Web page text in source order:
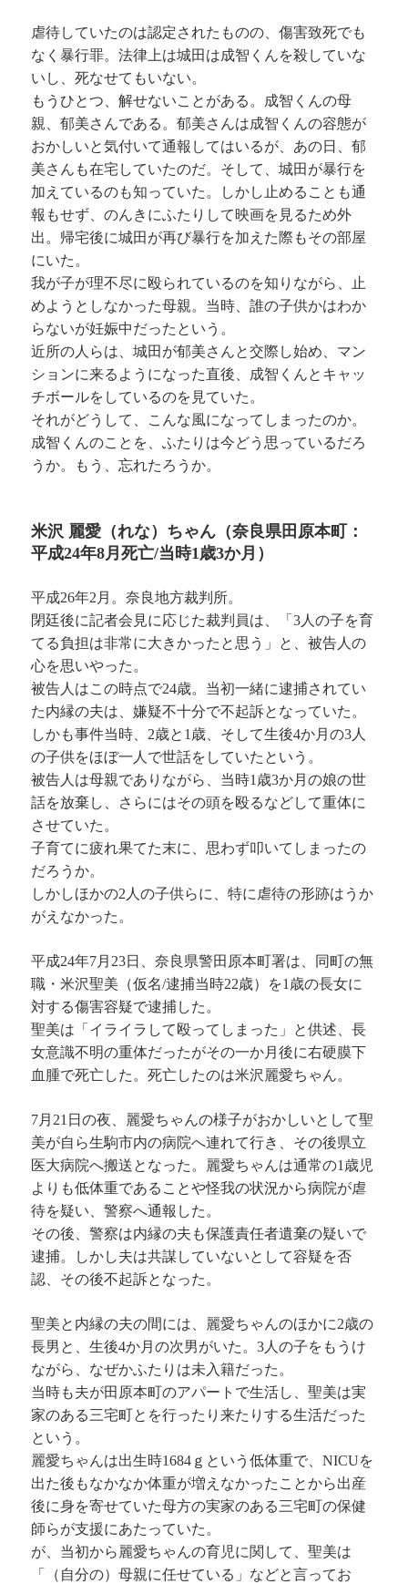
虐待していたのは認定されたものの、傷害致死でも
なく暴行罪。法律上は城田は成智くんを殺していな
いし、死なせてもいない。
もうひとつ、解せないことがある。成智くんの母
親、郁美さんである。郁美さんは成智くんの容態が
おかしいと気付いて通報してはいるが、あの日、郁
美さんも在宅していたのだ。そして、城田が暴行を
加えているのも知っていた。しかし止めることも通
報もせず、のんきにふたりして映画を見るため外
出。帰宅後に城田が再び暴行を加えた際もその部屋
にいた。
我が子が理不尽に殴られているのを知りながら、止
めようとしなかった母親。当時、誰の子供かはわか
らないが妊娠中だったという。
近所の人らは、城田が郁美さんと交際し始め、マン
ションに来るようになった直後、成智くんとキャッ
チボールをしているのを見ていた。
それがどうして、こんな風になってしまったのか。
成智くんのことを、ふたりは今どう思っているだろ
うか。もう、忘れたろうか。
米沢 麗愛（れな）ちゃん（奈良県田原本町：
平成24年8月死亡/当時1歳3か月）
平成26年2月。奈良地方裁判所。
閉廷後に記者会見に応じた裁判員は、「3人の子を育
てる負担は非常に大きかったと思う」と、被告人の
心を思いやった。
被告人はこの時点で24歳。当初一緒に逮捕されてい
た内縁の夫は、嫌疑不十分で不起訴となっていた。
しかも事件当時、2歳と1歳、そして生後4か月の3人
の子供をほぼ一人で世話をしていたという。
被告人は母親でありながら、当時1歳3か月の娘の世
話を放棄し、さらにはその頭を殴るなどして重体に
させていた。
子育てに疲れ果てた末に、思わず叩いてしまったの
だろうか。
しかしほかの2人の子供らに、特に虐待の形跡はうか
がえなかった。
平成24年7月23日、奈良県警田原本町署は、同町の無
職・米沢聖美（仮名/逮捕当時22歳）を1歳の長女に
対する傷害容疑で逮捕した。
聖美は「イライラして殴ってしまった」と供述、長
女意識不明の重体だったがその一か月後に右硬膜下
血腫で死亡した。死亡したのは米沢麗愛ちゃん。
7月21日の夜、麗愛ちゃんの様子がおかしいとして聖
美が自ら生駒市内の病院へ連れて行き、その後県立
医大病院へ搬送となった。麗愛ちゃんは通常の1歳児
よりも低体重であることや怪我の状況から病院が虐
待を疑い、警察へ通報した。
その後、警察は内縁の夫も保護責任者遺棄の疑いで
逮捕。しかし夫は共謀していないとして容疑を否
認、その後不起訴となった。
聖美と内縁の夫の間には、麗愛ちゃんのほかに2歳の
長男と、生後4か月の次男がいた。3人の子をもうけ
ながら、なぜかふたりは未入籍だった。
当時も夫が田原本町のアパートで生活し、聖美は実
家のある三宅町とを行ったり来たりする生活だった
という。
麗愛ちゃんは出生時1684ｇという低体重で、NICUを
出た後もなかなか体重が増えなかったことから出産
後に身を寄せていた母方の実家のある三宅町の保健
師らが支援にあたっていた。
が、当初から麗愛ちゃんの育児に関して、聖美は
「（自分の）母親に任せている」などと言ってお